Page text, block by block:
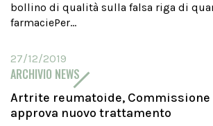
bollino di qualità sulla falsa riga di
farmaciePer...
27/12/2019
ARCHIVIO NEWS
Artrite reumatoide, Commissione
approva nuovo trattamento